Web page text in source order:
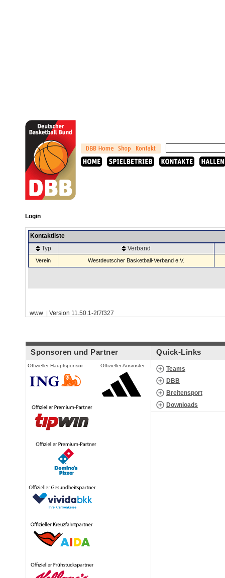
Login
Kontaktliste
Typ
Verband
Verein Westdeutscher Basketball-Verband e.V.
www | Version 11.50.1-2f7f327
Sponsoren und Partner
Offizieller Hauptsponsor Offizieller Ausrüster
Quick-Links
Teams
DBB
Breitensport
Downloads